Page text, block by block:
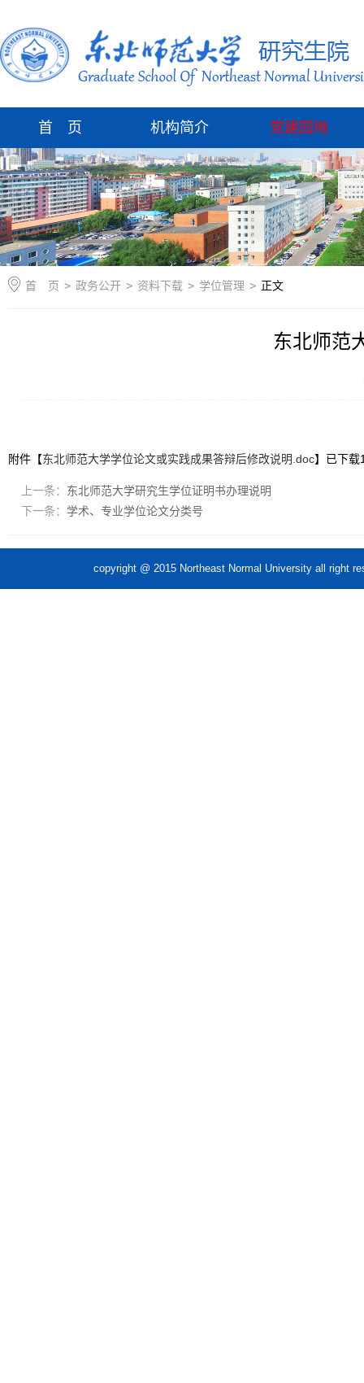
首 页 机构简介 党建园地
首 页 > 政务公开 > 资料下载 > 学位管理 > 正文
东北师范
附件【东北师范大学学位论文或实践成果答辩后修改说明.doc】已下载
上一条： 东北师范大学研究生学位证明书办理说明
下一条： 学术、专业学位论文分类号
copyright @ 2015 Northeast Normal University all